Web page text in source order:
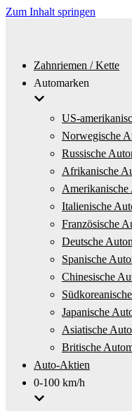
Zum Inhalt springen
Zahnriemen / Kette
Automarken
US-
Norwegische
Russische
Afrikanische
Amerikanische
Italienische
Französische
Deutsche
Spanische
Chinesische
Japanische
Asiatische
Britische
Auto-Aktien
0-100 km/h